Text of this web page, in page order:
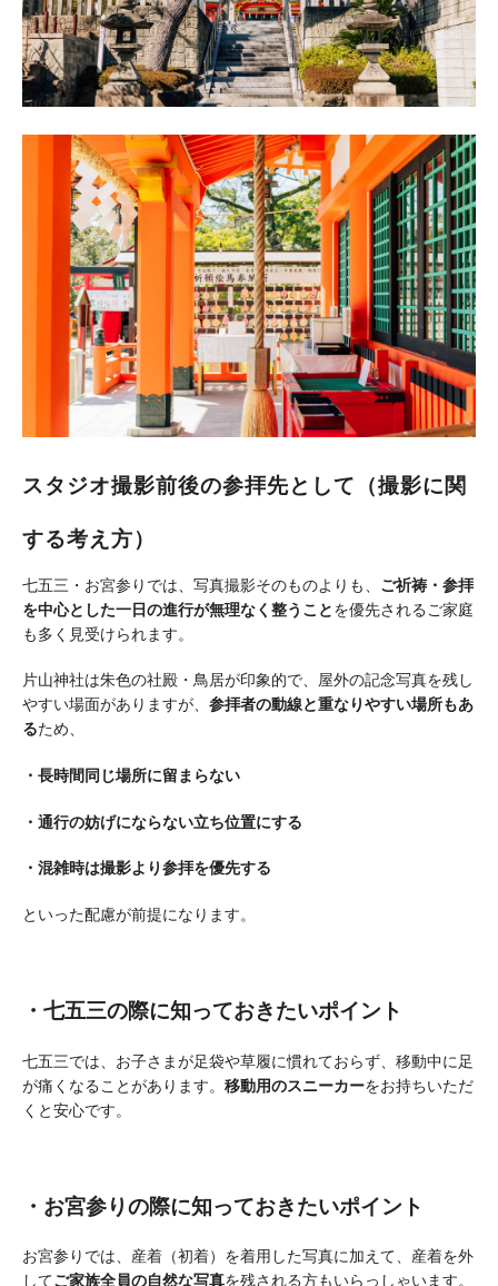
スタジオ撮影前後の参拝先として（撮影に関
する考え方）
七五三・お宮参りでは、写真撮影そのものよりも、 ご祈祷・参拝
を中心とした一日の進行が無理なく整うことを優先されるご家庭
も多く見受けられます。
片山神社は朱色の社殿・鳥居が印象的で、屋外の記念写真を残し
やすい場面がありますが、 参拝者の動線と重なりやすい場所もあ
るため、
・長時間同じ場所に留まらない
・通行の妨げにならない立ち位置にする
・混雑時は撮影より参拝を優先する
といった配慮が前提になります。
・七五三の際に知っておきたいポイント
七五三では、お子さまが足袋や草履に慣れておらず、移動中に足
が痛くなることがあります。 移動用のスニーカーをお持ちいただ
くと安心です。
・お宮参りの際に知っておきたいポイント
お宮参りでは、産着（初着）を着用した写真に加えて、産着を外
してご家族全員の自然な写真を残される方もいらっしゃいます。